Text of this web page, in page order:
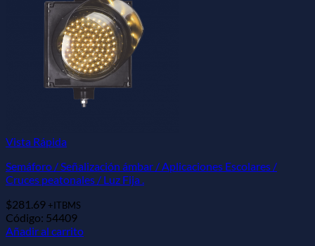
Vista Rápida
Semáforo / Señalización ámbar / Aplicaciones Escolares /
Cruces peatonales / Luz Fija .
$281.69 +ITBMS
Código: 54409
Añadir al carrito